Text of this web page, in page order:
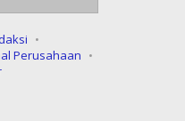
Perusahaan